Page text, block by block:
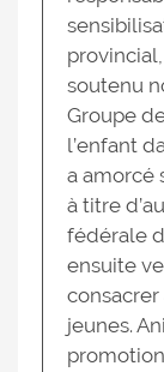
soutenu
Groupe
l’enfant
a amorcé
à titre
fédérale
ensuite
consacrer
jeunes.